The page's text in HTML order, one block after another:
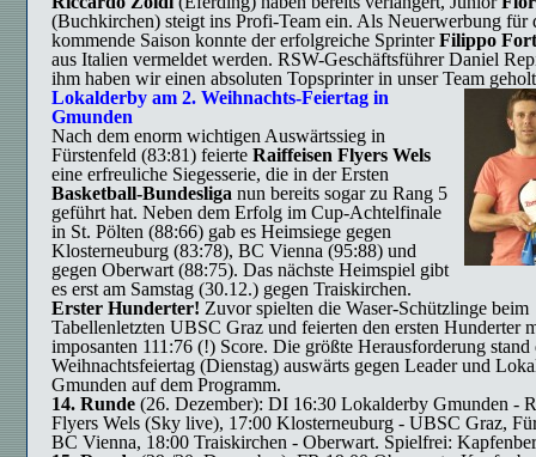
(Buchkirchen) steigt ins Profi-Team ein. Als Neuerwerbung für
kommende Saison konnte der erfolgreiche SprinterFilippo
aus Italien vermeldet werden. RSW-Geschäftsführer Daniel
ihm haben wir einen absoluten Topsprinter in unser Team
Lokalderby am 2. Weihnachts-Feiertag in
Gmunden
Nach dem enorm wichtigen Auswärtssieg in
Fürstenfeld (83:81) feierte Raiffeisen Flyers Wels
eine erfreuliche Siegesserie, die in der Ersten
Basketball-Bundesliga nun bereits sogar zu Rang 5
geführt hat. Neben dem Erfolg im Cup-Achtelfinale
in St. Pölten (88:66) gab es Heimsiege gegen
Klosterneuburg (83:78), BC Vienna (95:88) und
gegen Oberwart (88:75). Das nächste Heimspiel gibt
es erst am Samstag (30.12.) gegen Traiskirchen.
Erster Hunderter! Zuvor spielten die Waser-Schützlinge beim
Tabellenletzten UBSC Graz und feierten den ersten Hunderter
imposanten 111:76 (!) Score. Die größte Herausforderung stand
Weihnachtsfeiertag (Dienstag) auswärts gegen Leader und
Gmunden auf dem Programm.
14. Runde (26. Dezember): DI 16:30 Lokalderby Gmunden -
Flyers Wels (Sky live), 17:00 Klosterneuburg - UBSC Graz,
BC Vienna, 18:00 Traiskirchen - Oberwart. Spielfrei: